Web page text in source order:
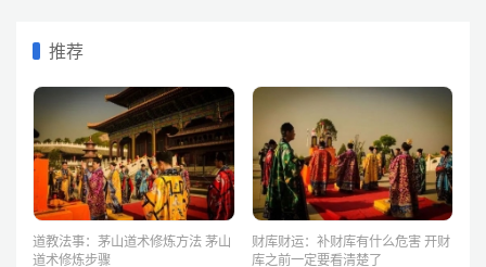
推荐
道教法事：茅山道术修炼方法 茅山
道术修炼步骤
财库财运：补财库有什么危害 开财
库之前一定要看清楚了